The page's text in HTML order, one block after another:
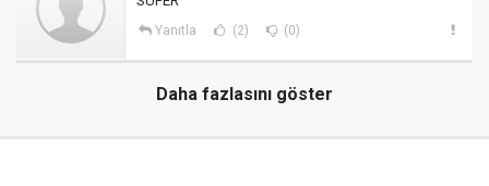
Yanıtla (2) (0)
Daha fazlasını göster